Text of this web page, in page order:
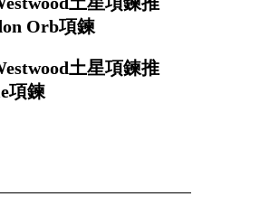
Orb項鍊
土星項鍊推
項鍊